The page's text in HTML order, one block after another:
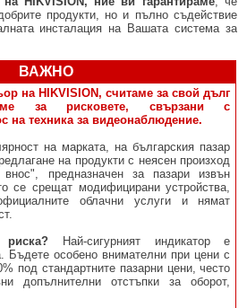
продукти, но и пълно съдействие
инсталация на Вашата система за
ВАЖНО
на HIKVISION, считаме за свой дълг
за рисковете, свързани с
на техника за видеонаблюдение.
на марката, на българския пазар
на продукти с неясен произход
предназначен за пазари извън
се срещат модифицирани устройства,
облачни услуги и нямат
Най-сигурният индикатор е
Бъдете особено внимателни при цени с
под стандартните пазарни цени, често
допълнителни отстъпки за оборот,